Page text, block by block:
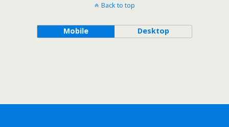
Back to top
Mobile Desktop